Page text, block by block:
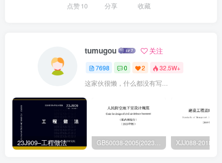
点赞10 分享 收藏
tumugou 关注
7698 0 2 32.5W+
这家伙很懒，什么都没有写...
23J909–工程做法 GB50038-2005(2023版)–人民防空地下室设计规范